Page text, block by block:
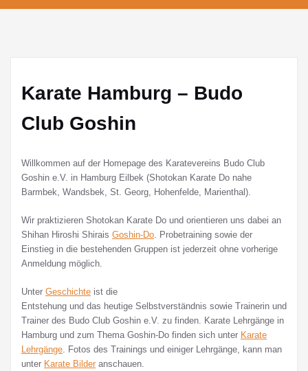
Karate Hamburg – Budo
Club Goshin
Willkommen auf der Homepage des Karatevereins Budo Club
Goshin e.V. in Hamburg Eilbek (Shotokan Karate Do nahe
Barmbek, Wandsbek, St. Georg, Hohenfelde, Marienthal).
Wir praktizieren Shotokan Karate Do und orientieren uns dabei an
Shihan Hiroshi Shirais Goshin-Do. Probetraining sowie der
Einstieg in die bestehenden Gruppen ist jederzeit ohne vorherige
Anmeldung möglich.
Unter Geschichte ist die
Entstehung und das heutige Selbstverständnis sowie Trainerin und
Trainer des Budo Club Goshin e.V. zu finden. Karate Lehrgänge in
Hamburg und zum Thema Goshin-Do finden sich unter Karate
Lehrgänge. Fotos des Trainings und einiger Lehrgänge, kann man
unter Karate Bilder anschauen.